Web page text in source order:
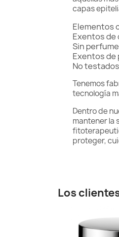
capas
Elementos
Exentos
Sin
Exentos de
No
Tenemos
tecnología
Dentro de
mantener la
proteger,
Los